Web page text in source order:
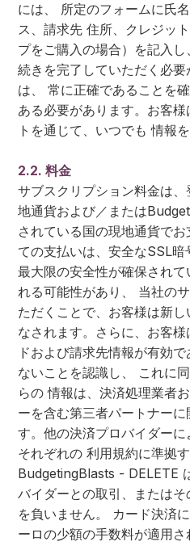
には、 所定のフォームに氏
ス、請求先 住所、クレジッ
プをご購入の場合）を記入
続きを完了していただく必
は、 常に正確であることを
ある必要があります。お客
トを通じて、いつでも 情報
2.2. 料金
サブスクリプション料金は
地通貨および／または
されている国の現地通貨で
ての支払いは、安全なSSL暗
最大限の安全性が確保され
れる可能性があり、 当社の
ただくことで、お客様は新
なされます。さらに、お客
ドおよび請求先情報が有効
ないことを認識し、 これに
らの 情報は、決済処理業者
ーを含む第三者パートナー
す。他の決済プロバイダーに
それぞれの 利用規約に準拠す
BudgetingBlasts - DELETE
バイダーとの取引、または
を負いません。 カード決済
ーロの少額の手数料が適用